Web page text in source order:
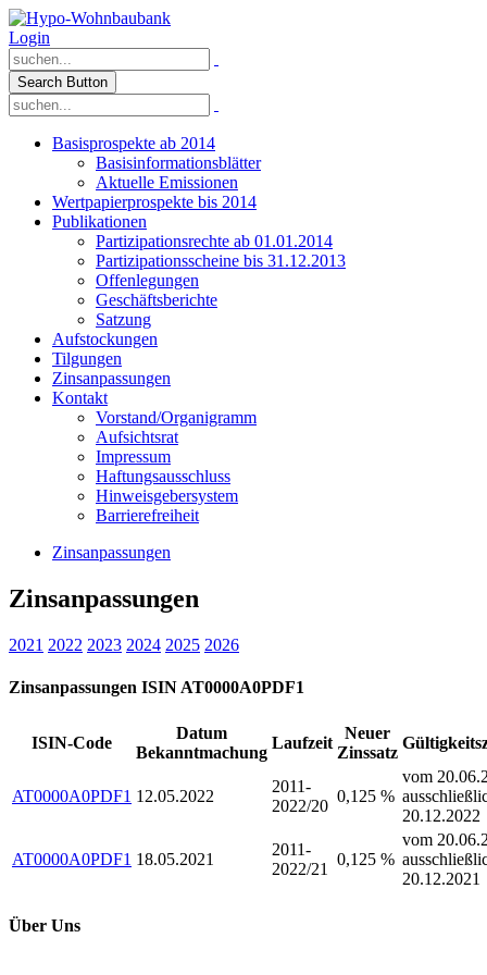
Login
Search Button
Basisprospekte ab 2014
Basisinformationsblätter
Aktuelle Emissionen
Wertpapierprospekte bis 2014
Publikationen
Partizipationsrechte ab 01.01.2014
Partizipationsscheine bis 31.12.2013
Offenlegungen
Geschäftsberichte
Satzung
Aufstockungen
Tilgungen
Zinsanpassungen
Kontakt
Vorstand/Organigramm
Aufsichtsrat
Impressum
Haftungsausschluss
Hinweisgebersystem
Barrierefreiheit
Zinsanpassungen
Zinsanpassungen
2021 2022 2023 2024 2025 2026
Zinsanpassungen ISIN AT0000A0PDF1
ISIN-Code
Datum
Bekanntmachung
Laufzeit
Neuer
Zinssatz
AT0000A0PDF1 12.05.2022
2011-
2022/20
0,125 %
vom
20.12.2022
AT0000A0PDF1 18.05.2021
2011-
2022/21
0,125 %
vom
20.12.2021
Über Uns